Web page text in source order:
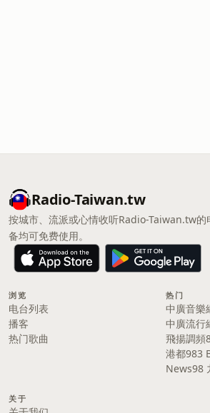
Radio-Taiwan.tw
按城市、流派或心情收听Radio-Taiwan.tw
备均可免费使用。
浏览
电台列表
播客
热门歌曲
热门
中廣音
中廣流
飛揚調頻
港都983
News98
关于